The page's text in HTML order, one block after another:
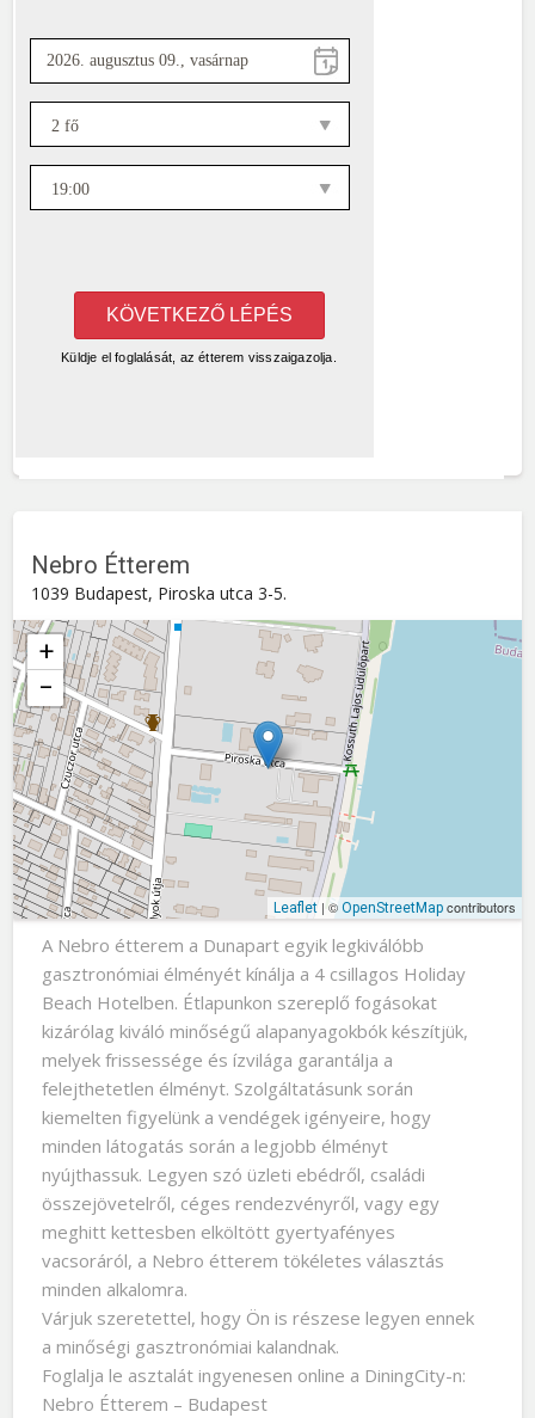
Nebro Étterem
1039 Budapest, Piroska utca 3-5.
+
−
Leaflet| © OpenStreetMapcontributors
Nebro Étterem
Piroska utca 3-5. , 1039Budapest
A Nebro étterem a Dunapart egyik legkiválóbb
gasztronómiai élményét kínálja a 4 csillagos Holiday
Beach Hotelben. Étlapunkon szereplő fogásokat
kizárólag kiváló minőségű alapanyagokbók készítjük,
melyek frissessége és ízvilága garantálja a
felejthetetlen élményt. Szolgáltatásunk során
kiemelten figyelünk a vendégek igényeire, hogy
minden látogatás során a legjobb élményt
nyújthassuk. Legyen szó üzleti ebédről, családi
összejövetelről, céges rendezvényről, vagy egy
meghitt kettesben elköltött gyertyafényes
vacsoráról, a Nebro étterem tökéletes választás
minden alkalomra.
Várjuk szeretettel, hogy Ön is részese legyen ennek
a minőségi gasztronómiai kalandnak.
Foglalja le asztalát ingyenesen online a DiningCity-n:
Nebro Étterem – Budapest